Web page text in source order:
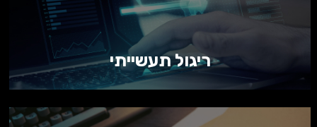
ריגול תעשייתי